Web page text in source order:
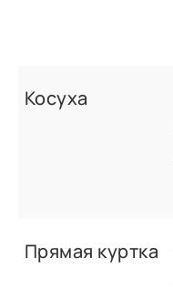
Косуха
Прямая куртка